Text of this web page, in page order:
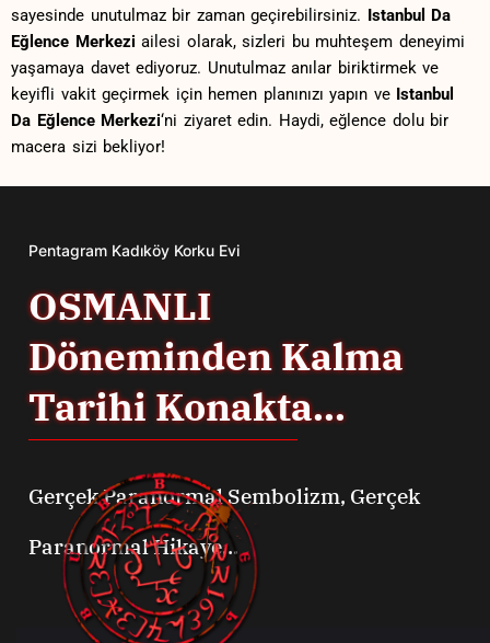
sayesinde unutulmaz⁢ bir zaman geçirebilirsiniz. Istanbul Da
Eğlence Merkezi ‌ailesi olarak,‍ sizleri bu muhteşem deneyimi
yaşamaya davet ediyoruz. Unutulmaz anılar biriktirmek ve
keyifli vakit geçirmek için‍ hemen‌ planınızı ‍yapın ve Istanbul
Da Eğlence⁣ Merkezi‘ni ziyaret edin.‍ Haydi, eğlence dolu bir
macera sizi bekliyor!
Pentagram Kadıköy Korku Evi
OSMANLI
Döneminden Kalma
Tarihi Konakta...
Gerçek Paranormal Sembolizm, Gerçek
Paranormal Hikaye...